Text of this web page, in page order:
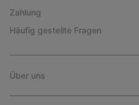
Zahlung
Häufig gestellte Fragen
Über uns